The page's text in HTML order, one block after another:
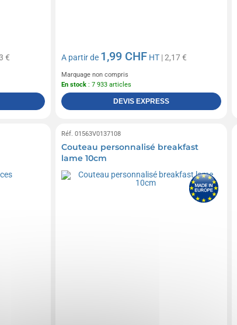
€ A partir de 1,99 CHF HT| 2,17 €
Marquage non compris
En stock: 7 933 articles
DEVIS EXPRESS
Réf. 01563V0137108
Couteau personnalisé breakfast
lame 10cm